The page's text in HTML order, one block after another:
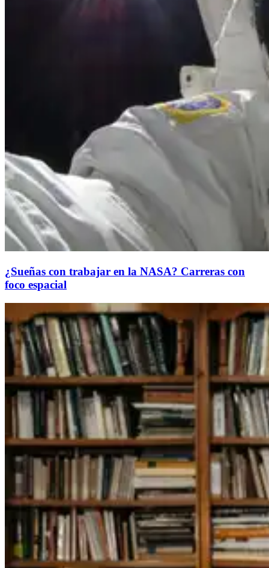
¿Sueñas con trabajar en la NASA? Carreras con
foco espacial